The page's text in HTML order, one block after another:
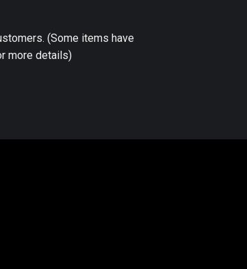
(Some items have
more details)